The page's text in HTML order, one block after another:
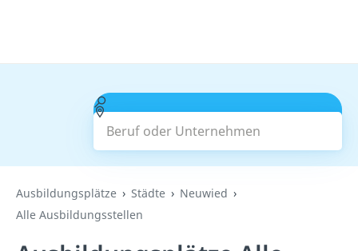
Beruf oder Unternehmen
Suchen
Ausbildungsplätze Städte
Neuwied
Alle Ausbildungsstellen